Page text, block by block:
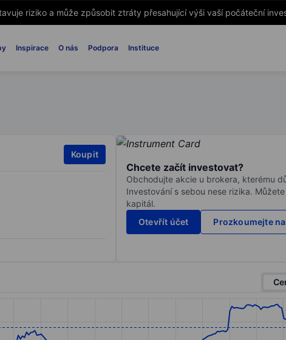
Inspirace O nás Podpora Instituce
riziko a může způsobit ztráty přesahující výši vaší počáteční
Koupit
Chcete začít investovat?
Obchodujte akcie u brokera, kterému
Investování s sebou nese rizika.
kapitál.
Otevřít účet
Prozkoumejte